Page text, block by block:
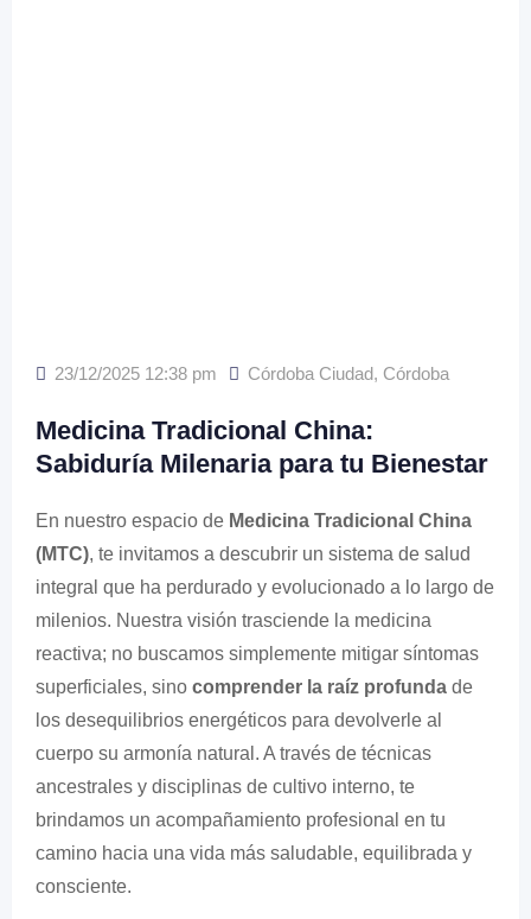
23/12/2025 12:38 pm Córdoba Ciudad, Córdoba
Medicina Tradicional China:
Sabiduría Milenaria para tu Bienestar
En nuestro espacio de Medicina Tradicional China
(MTC), te invitamos a descubrir un sistema de salud
integral que ha perdurado y evolucionado a lo largo de
milenios. Nuestra visión trasciende la medicina
reactiva; no buscamos simplemente mitigar síntomas
superficiales, sino comprender la raíz profunda de
los desequilibrios energéticos para devolverle al
cuerpo su armonía natural. A través de técnicas
ancestrales y disciplinas de cultivo interno, te
brindamos un acompañamiento profesional en tu
camino hacia una vida más saludable, equilibrada y
consciente.